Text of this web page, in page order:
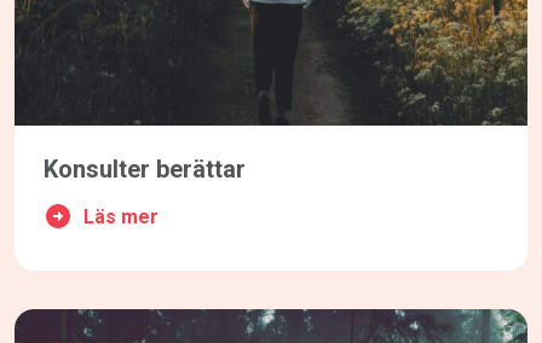
Konsulter berättar
Läs mer